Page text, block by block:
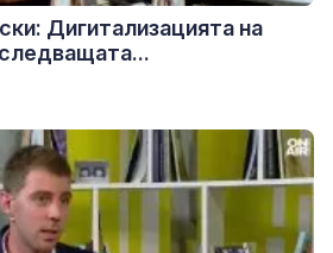
Дигитализацията на